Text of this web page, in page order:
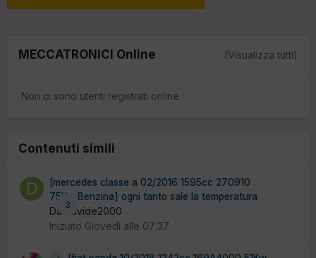
MECCATRONICI Online (Visualizza tutti)
Non ci sono utenti registrati online
Contenuti simili
3
[mercedes classe a 02/2016 1595cc 270910
75Kw Benzina] ogni tanto sale la temperatura
Da davide2000
Iniziato Giovedì alle 07:37